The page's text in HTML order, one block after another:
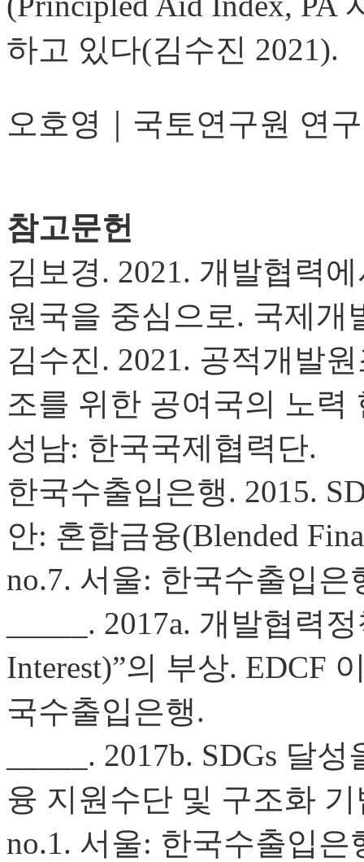
하고 있다(김수진 2021).
오호영｜국토연구원 연
참고문헌
김보경. 2021. 개발협력
원국을 중심으로. 국제개
김수진. 2021. 공적개발
조를 위한 공여국의 노력
성남: 한국국제협력단.
한국수출입은행. 2015.
안: 혼합금융(Blended
no.7. 서울: 한국수출입은
_____. 2017a. 개발협력
Interest)”의 부상. EDCF
국수출입은행.
_____. 2017b. SDGs 달
융 지원수단 및 구조화
no.1. 서울: 한국수출입은